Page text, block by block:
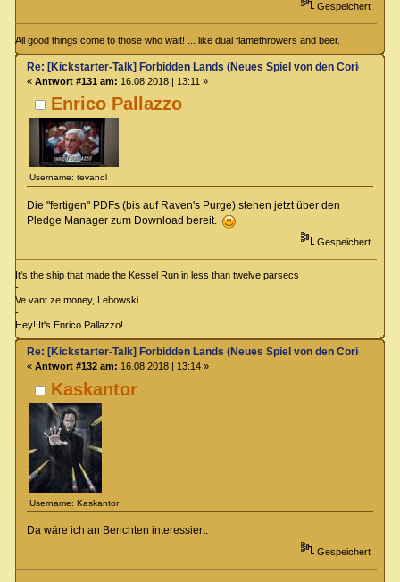
Gespeichert
All good things come to those who wait! ... like dual flamethrowers and beer.
Enrico Pallazzo
Username: tevanol
Re: [Kickstarter-Talk] Forbidden Lands (Neues Spiel von den Coriolis-
« Antwort #131 am: 16.08.2018 | 13:11 »
Die "fertigen" PDFs (bis auf Raven's Purge) stehen jetzt über den
Pledge Manager zum Download bereit.
Gespeichert
It's the ship that made the Kessel Run in less than twelve parsecs
-
Ve vant ze money, Lebowski.
-
Hey! It's Enrico Pallazzo!
Kaskantor
Username: Kaskantor
Re: [Kickstarter-Talk] Forbidden Lands (Neues Spiel von den Coriolis-
« Antwort #132 am: 16.08.2018 | 13:14 »
Da wäre ich an Berichten interessiert.
Gespeichert